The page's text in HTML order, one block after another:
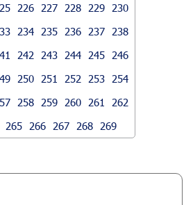
226 227 228 229
230
234 235 236 237
238
242 243 244 245
246
250 251 252 253
254
258 259 260 261
262
265 266 267 268 269